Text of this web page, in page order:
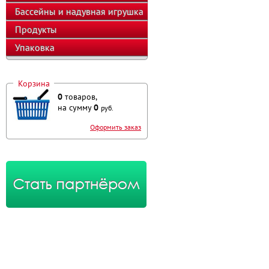
оборудование
Бассейны и надувная игрушка
Продукты
Упаковка
Корзина
0 товаров,
на сумму0 руб.
Оформить заказ